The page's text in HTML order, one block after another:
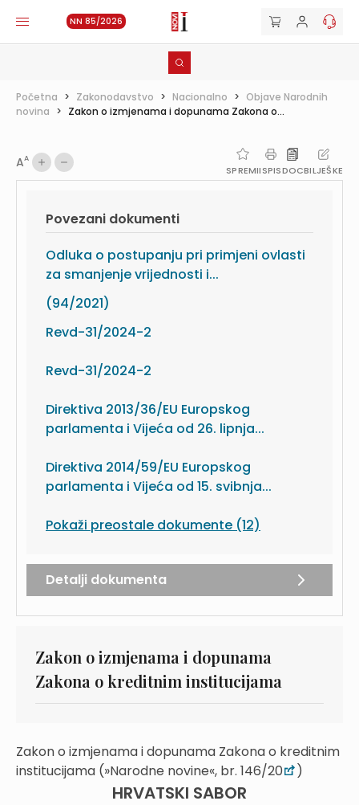
NN 85/2026
Početna > Zakonodavstvo > Nacionalno > Objave Narodnih
novina > Zakon o izmjenama i dopunama Zakona o...
AA
SPREMIISPISDOCBILJEŠKE
Povezani dokumenti
Odluka o postupanju pri primjeni ovlasti
za smanjenje vrijednosti i...
(94/2021)
Revd-31/2024-2
Revd-31/2024-2
Direktiva 2013/36/EU Europskog
parlamenta i Vijeća od 26. lipnja...
Direktiva 2014/59/EU Europskog
parlamenta i Vijeća od 15. svibnja...
Pokaži preostale dokumente (12)
Detalji dokumenta
Zakon o izmjenama i dopunama
Zakona o kreditnim institucijama
Zakon o izmjenama i dopunama Zakona o kreditnim
institucijama (»Narodne novine«, br. 146/20
)
HRVATSKI SABOR